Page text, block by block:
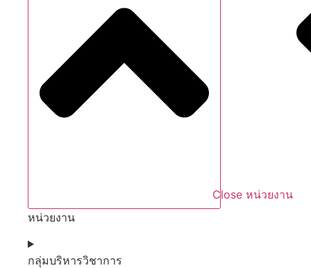
Close หน่วยงาน
หน่วยงาน
กลุ่มบริหารวิชาการ